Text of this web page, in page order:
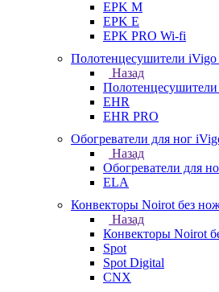
EPK M
EPK E
EPK PRO Wi-fi
Полотенцесушители iVigo
Назад
EHR
EHR PRO
Обогреватели для ног
Назад
Обогреватели для
ELA
Конвекторы Noirot без
Назад
Конвекторы Noirot
Spot
Spot Digital
CNX